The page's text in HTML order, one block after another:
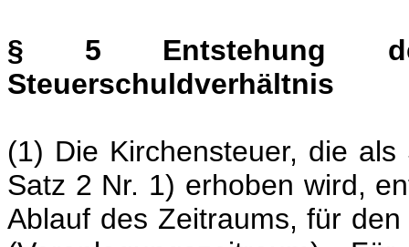
§ 5 Entstehung
Steuerschuldverhältnis
(1) Die Kirchensteuer, die
Satz 2 Nr. 1) erhoben wird,
Ablauf des Zeitraums, für